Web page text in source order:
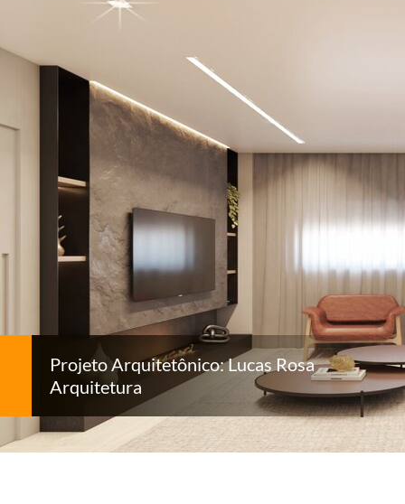
Projeto Arquitetônico: Lucas Rosa
Arquitetura